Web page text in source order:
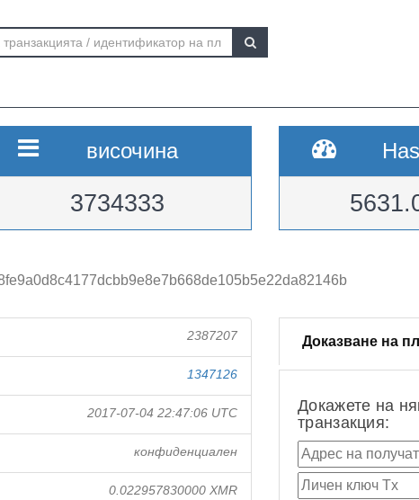
височина
3734333
2387207
1347126
2017-07-04 22:47:06 UTC
конфиденциален
0.022957830000 XMR
Доказване на
Докажете на
транзакция: